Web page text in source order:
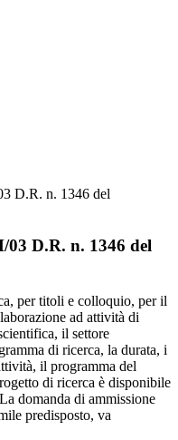
D.R. n. 1346 del
D.R. n. 1346 del
per titoli e colloquio, per il
ad attività di
il settore
di ricerca, la durata, i
il programma del
di ricerca è disponibile
domanda di ammissione
predisposto, va